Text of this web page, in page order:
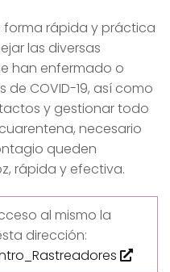
forma rápida y práctica
las diversas
han enfermado o
COVID-19, así como
y gestionar todo
necesario
queden
rápida y efectiva.
al mismo la
dirección: